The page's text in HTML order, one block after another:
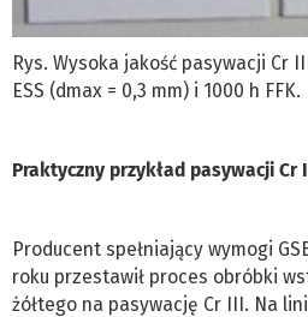
Rys. Wysoka jakość pasywacji Cr
ESS (dmax = 0,3 mm) i 1000 h FFK.
Praktyczny przykład pasywacji Cr
Producent spełniający wymogi
roku przestawił proces obróbki
żółtego na pasywację Cr III. Na